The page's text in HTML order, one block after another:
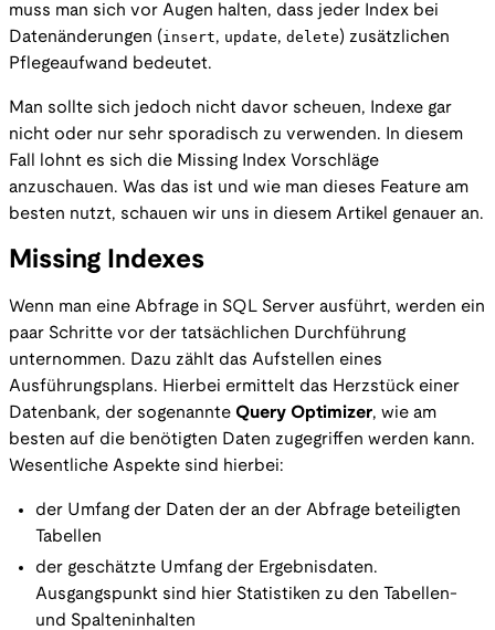
muss man sich vor Augen halten, dass jeder Index bei
Datenänderungen (insert, update, delete) zusätzlichen
Pflegeaufwand bedeutet.
Man sollte sich jedoch nicht davor scheuen, Indexe gar
nicht oder nur sehr sporadisch zu verwenden. In diesem
Fall lohnt es sich die Missing Index Vorschläge
anzuschauen. Was das ist und wie man dieses Feature am
besten nutzt, schauen wir uns in diesem Artikel genauer an.
Missing Indexes
Wenn man eine Abfrage in SQL Server ausführt, werden ein
paar Schritte vor der tatsächlichen Durchführung
unternommen. Dazu zählt das Aufstellen eines
Ausführungsplans. Hierbei ermittelt das Herzstück einer
Datenbank, der sogenannte Query Optimizer, wie am
besten auf die benötigten Daten zugegriffen werden kann.
Wesentliche Aspekte sind hierbei:
der Umfang der Daten der an der Abfrage beteiligten
Tabellen
der geschätzte Umfang der Ergebnisdaten.
Ausgangspunkt sind hier Statistiken zu den Tabellen-
und Spalteninhalten